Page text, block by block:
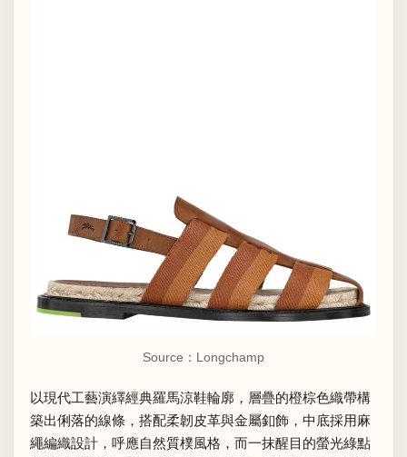
Source：Longchamp
以現代工藝演繹經典羅馬涼鞋輪廓，層疊的橙棕色織帶構
築出俐落的線條，搭配柔韌皮革與金屬釦飾，中底採用麻
繩編織設計，呼應自然質樸風格，而一抹醒目的螢光綠點